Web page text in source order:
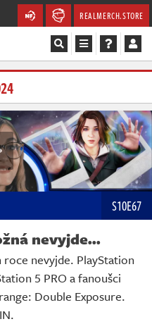
REALMERCH.STORE
S10E67
nevyjde...
roce nevyjde. PlayStation
5 PRO a fanoušci
Double Exposure.